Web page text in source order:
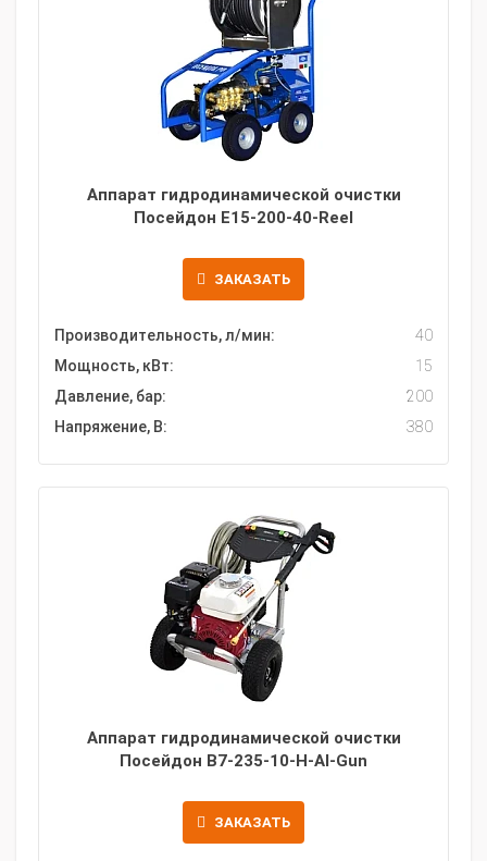
Аппарат гидродинамической очистки
Посейдон E15-200-40-Reel
ЗАКАЗАТЬ
Производительность, л/мин:
40
Мощность, кВт:
15
Давление, бар:
200
Напряжение, В:
380
Аппарат гидродинамической очистки
Посейдон B7-235-10-H-Al-Gun
ЗАКАЗАТЬ